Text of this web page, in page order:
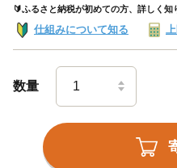
🔰ふるさと納税が初めての方、詳しく知
仕組みについて知る
数量